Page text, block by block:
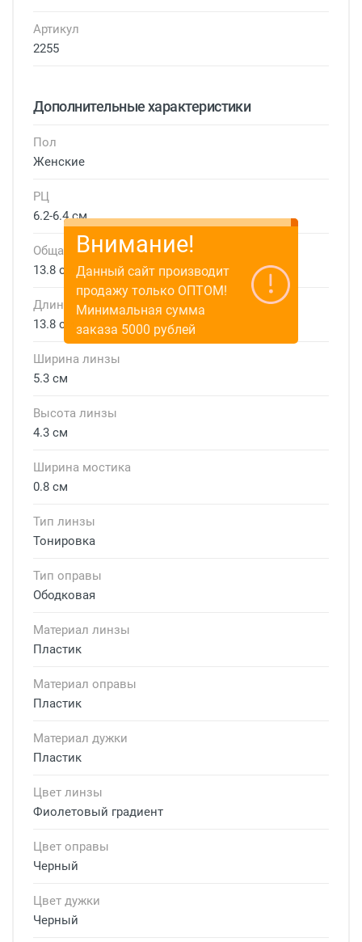
Артикул
2255
Дополнительные характеристики
Пол
Женские
РЦ
6.2-6.4 см
Общая ширина
13.8 см
Длина дужки
13.8 см
Ширина линзы
5.3 см
Высота линзы
4.3 см
Ширина мостика
0.8 см
Тип линзы
Тонировка
Тип оправы
Ободковая
Материал линзы
Пластик
Материал оправы
Пластик
Материал дужки
Пластик
Цвет линзы
Фиолетовый градиент
Цвет оправы
Черный
Цвет дужки
Черный
Внимание!
Данный сайт производит
продажу только ОПТОМ!
Минимальная сумма
заказа 5000 рублей